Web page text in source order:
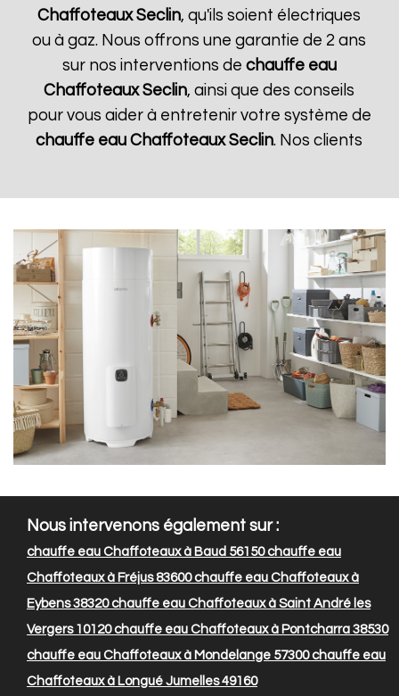
Chaffoteaux Seclin, qu'ils soient électriques
ou à gaz. Nous offrons une garantie de 2 ans
sur nos interventions de chauffe eau
Chaffoteaux Seclin, ainsi que des conseils
pour vous aider à entretenir votre système de
chauffe eau Chaffoteaux Seclin. Nos clients
Nous intervenons également sur :
chauffe eau Chaffoteaux à Baud 56150chauffe eau
Chaffoteaux à Fréjus 83600chauffe eau Chaffoteaux à
Eybens 38320chauffe eau Chaffoteaux à Saint André les
Vergers 10120chauffe eau Chaffoteaux à Pontcharra 38530
chauffe eau Chaffoteaux à Mondelange 57300chauffe eau
Chaffoteaux à Longué Jumelles 49160